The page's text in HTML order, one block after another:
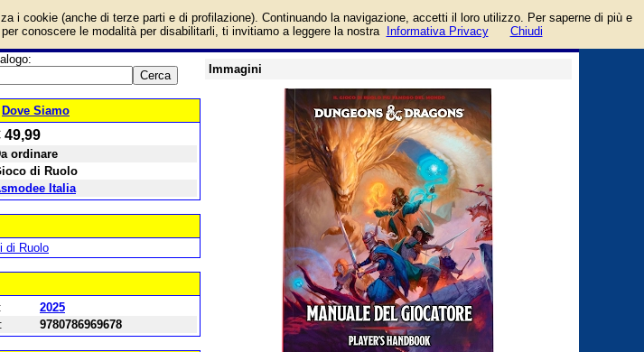
guida
che ami, come non l’hai mai visto. Informazioni e prezzo di
Dove Siamo
49,99
ordinare
di Ruolo
Italia
di Ruolo
2025
9780786969678
Immagini
i cookie (anche di terze parti e di profilazione). Continuando la navigazione, accetti il loro utilizzo. Per saperne di più e
per conoscere le modalità per disabilitarli, ti invitiamo a leggere la nostra
Informativa Privacy Chiudi